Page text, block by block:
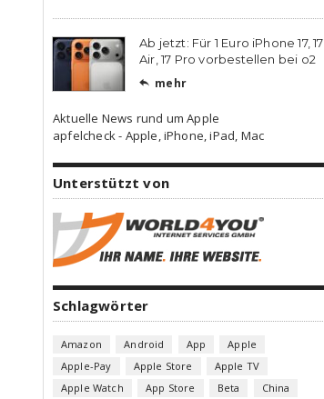
Ab jetzt: Für 1 Euro iPhone 17, 17
Air, 17 Pro vorbestellen bei o2
 mehr
Aktuelle News rund um Apple
apfelcheck - Apple, iPhone, iPad, Mac
Unterstützt von
Schlagwörter
Amazon Android App
Apple
Apple-Pay
Apple Store
Apple TV
Apple Watch
App Store Beta
China